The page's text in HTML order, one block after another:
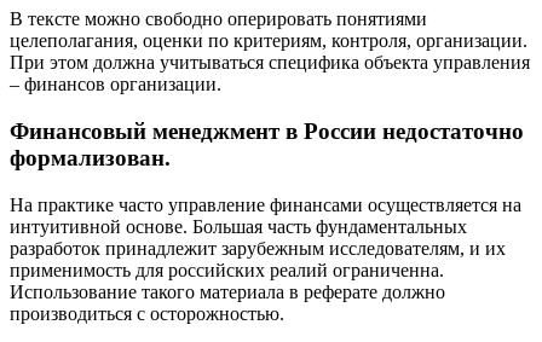
В тексте можно свободно оперировать понятиями
целеполагания, оценки по критериям, контроля, организации.
При этом должна учитываться специфика объекта управления
– финансов организации.
Финансовый менеджмент в России недостаточно
формализован.
На практике часто управление финансами осуществляется на
интуитивной основе. Большая часть фундаментальных
разработок принадлежит зарубежным исследователям, и их
применимость для российских реалий ограниченна.
Использование такого материала в реферате должно
производиться с осторожностью.